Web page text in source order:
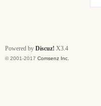
Powered by Discuz! X3.4
© 2001-2017 Comsenz Inc.